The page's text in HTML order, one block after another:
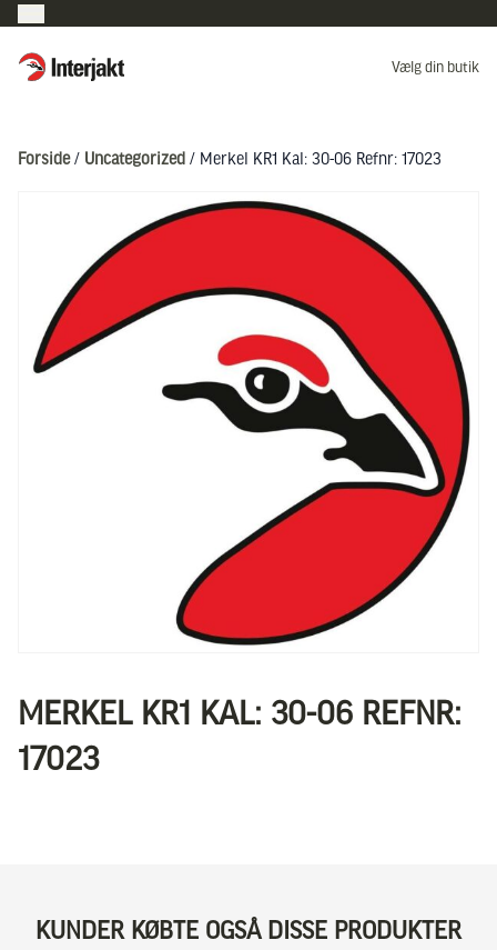
Interjakt DK Vælg din butik
Forside/ Uncategorized / Merkel KR1 Kal: 30-06 Refnr: 17023
MERKEL KR1 KAL: 30-06 REFNR:
17023
KUNDER KØBTE OGSÅ DISSE PRODUKTER